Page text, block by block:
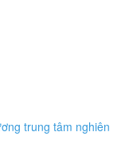
trung tâm nghiên